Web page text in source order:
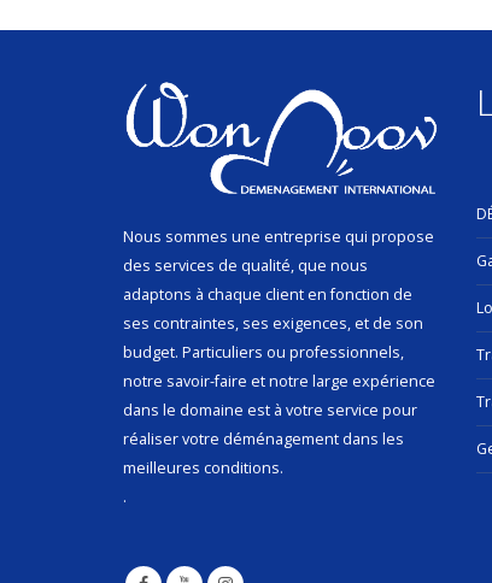
Nous sommes une entreprise qui propose
des services de qualité, que nous
adaptons à chaque client en fonction de
ses contraintes, ses exigences, et de son
budget. Particuliers ou professionnels,
notre savoir-faire et notre large expérience
dans le domaine est à votre service pour
réaliser votre déménagement dans les
meilleures conditions.
.